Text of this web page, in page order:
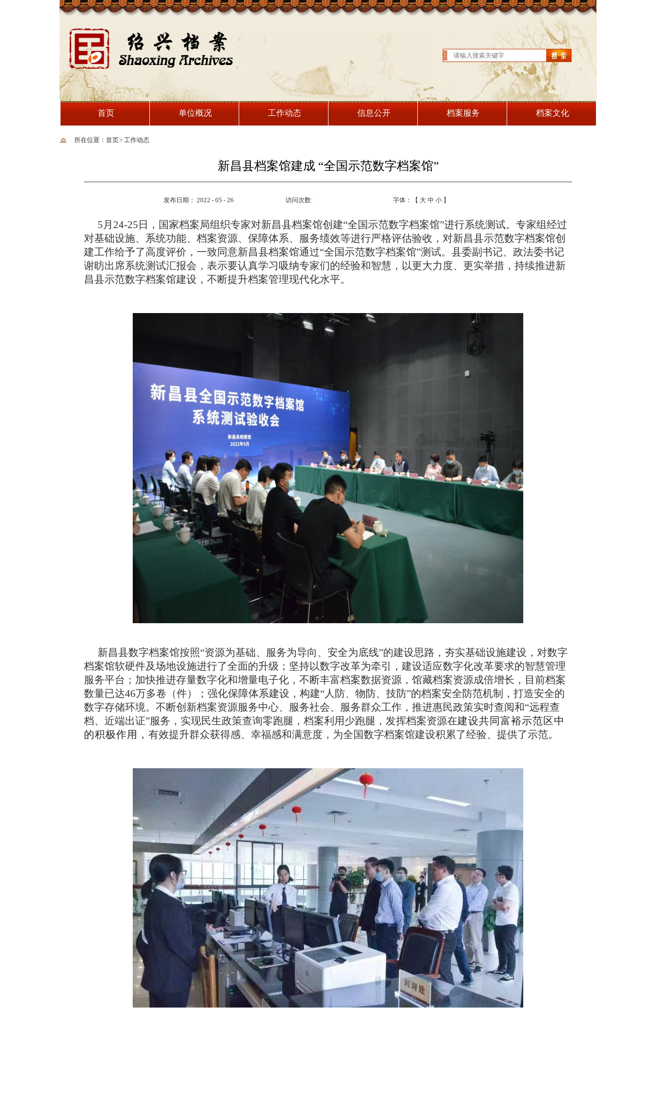
首页 单位概况 工作动态 信息公开 档案服务 档案文化
所在位置：首页> 工作动态
新昌县档案馆建成 “全国示范数字档案馆”
发布日期： 2022 - 05 - 26 访问次数: 字体：【 大 中 小 】
5月24-25日，国家档案局组织专家对新昌县档案馆创建“全国示范数字档案馆”进行系统测试。专家组经过
对基础设施、系统功能、档案资源、保障体系、服务绩效等进行严格评估验收，对新昌县示范数字档案馆创
建工作给予了高度评价，一致同意新昌县档案馆通过“全国示范数字档案馆”测试。县委副书记、政法委书记
谢昉出席系统测试汇报会，表示要认真学习吸纳专家们的经验和智慧，以更大力度、更实举措，持续推进新
昌县示范数字档案馆建设，不断提升档案管理现代化水平。
新昌县数字档案馆按照“资源为基础、服务为导向、安全为底线”的建设思路，夯实基础设施建设，对数字
档案馆软硬件及场地设施进行了全面的升级；坚持以数字改革为牵引，建设适应数字化改革要求的智慧管理
服务平台；加快推进存量数字化和增量电子化，不断丰富档案数据资源，馆藏档案资源成倍增长，目前档案
数量已达46万多卷（件）；强化保障体系建设，构建“人防、物防、技防”的档案安全防范机制，打造安全的
数字存储环境。不断创新档案资源服务中心、服务社会、服务群众工作，推进惠民政策实时查阅和“远程查
档、近端出证”服务，实现民生政策查询零跑腿，档案利用少跑腿，发挥档案资源在建设共同富裕示范区中
的积极作用， 有效提升群众获得感、幸福感和满意度，为全国数字档案馆建设积累了经验、提供了示范。